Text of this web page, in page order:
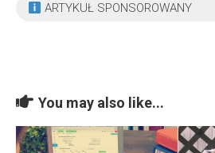
ARTYKUŁ SPONSOROWANY
You may also like...